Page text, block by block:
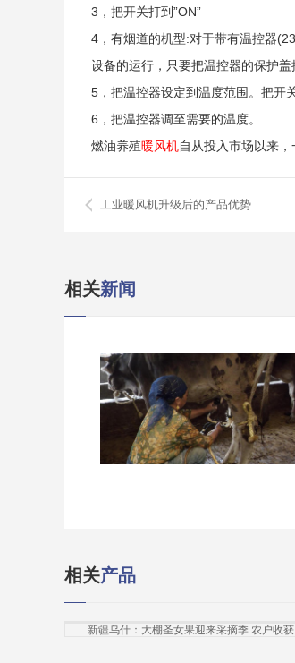
3，把开关打到”ON”
4，有烟道的机型:对于带有温控器
设备的运行，只要把温控器的保护盖
5，把温控器设定到温度范围。把开关
6，把温控器调至需要的温度。
燃油养殖暖风机自从投入市场以来
工业暖风机升级后的产品优势
相关新闻
相关产品
新疆乌什：大棚圣女果迎来采摘季 农户收